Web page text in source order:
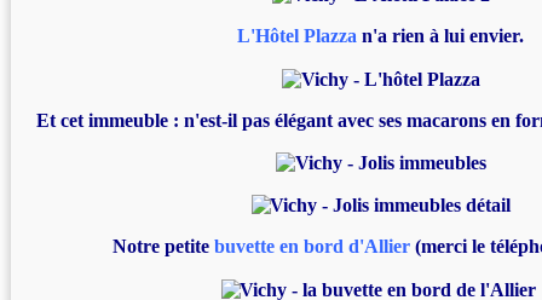
L'Hôtel Plazza n'a rien à lui envier.
Et cet immeuble : n'est-il pas élégant avec ses macarons en
Notre petitebuvette en bord d'Allier (merci le